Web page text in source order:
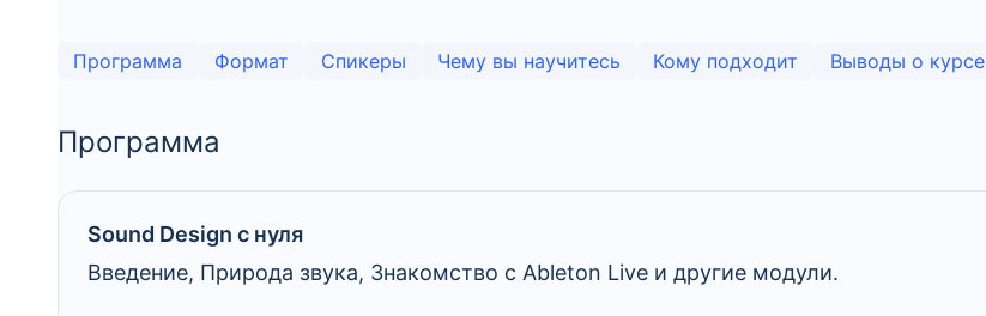
Программа Формат Спикеры Чему вы научитесь Кому подходит Выводы о курсе
Программа
Sound Design с нуля
Введение, Природа звука, Знакомство с Ableton Live и другие модули.